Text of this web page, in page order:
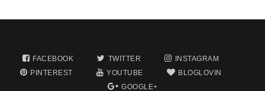
FACEBOOK TWITTER
INSTAGRAM
PINTEREST
YOUTUBE
BLOGLOVIN
GOOGLE+